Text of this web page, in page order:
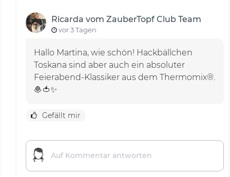
Ricarda vom ZauberTopf Club Team
vor 3 Tagen
Hallo Martina, wie schön! Hackbällchen
Toskana sind aber auch ein absoluter
Feierabend-Klassiker aus dem Thermomix®.
🧆🍅✨
Gefällt mir